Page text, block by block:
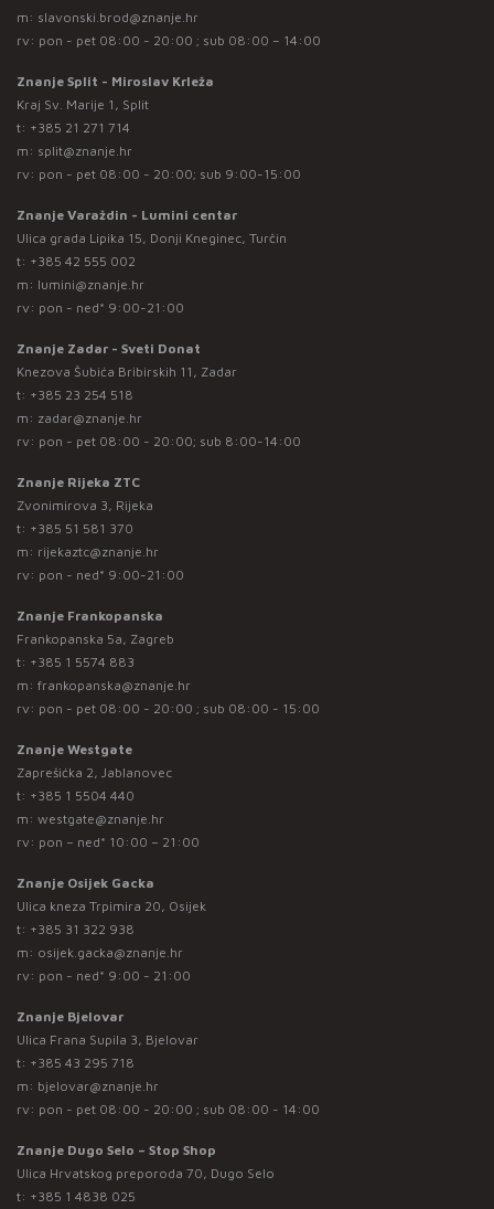
m: slavonski.brod@znanje.hr
rv: pon - pet 08:00 - 20:00 ; sub 08:00 – 14:00
Znanje Split - Miroslav Krleža
Kraj Sv. Marije 1, Split
t: +385 21 271 714
m: split@znanje.hr
rv: pon - pet 08:00 - 20:00; sub 9:00-15:00
Znanje Varaždin - Lumini centar
Ulica grada Lipika 15, Donji Kneginec, Turčin
t: +385 42 555 002
m: lumini@znanje.hr
rv: pon - ned* 9:00-21:00
Znanje Zadar - Sveti Donat
Knezova Šubića Bribirskih 11, Zadar
t: +385 23 254 518
m: zadar@znanje.hr
rv: pon - pet 08:00 - 20:00; sub 8:00-14:00
Znanje Rijeka ZTC
Zvonimirova 3, Rijeka
t: +385 51 581 370
m: rijekaztc@znanje.hr
rv: pon - ned* 9:00-21:00
Znanje Frankopanska
Frankopanska 5a, Zagreb
t: +385 1 5574 883
m: frankopanska@znanje.hr
rv: pon - pet 08:00 - 20:00 ; sub 08:00 - 15:00
Znanje Westgate
Zaprešićka 2, Jablanovec
t: +385 1 5504 440
m: westgate@znanje.hr
rv: pon – ned* 10:00 – 21:00
Znanje Osijek Gacka
Ulica kneza Trpimira 20, Osijek
t: +385 31 322 938
m: osijek.gacka@znanje.hr
rv: pon - ned* 9:00 - 21:00
Znanje Bjelovar
Ulica Frana Supila 3, Bjelovar
t: +385 43 295 718
m: bjelovar@znanje.hr
rv: pon - pet 08:00 - 20:00 ; sub 08:00 - 14:00
Znanje Dugo Selo – Stop Shop
Ulica Hrvatskog preporoda 70, Dugo Selo
t: +385 1 4838 025